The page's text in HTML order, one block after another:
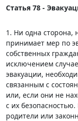
Статья 78 -
1. Ни одна сторона,
принимает мер по
собственных
исключением
эвакуации,
связанным с
или, если они не
с их
родители или